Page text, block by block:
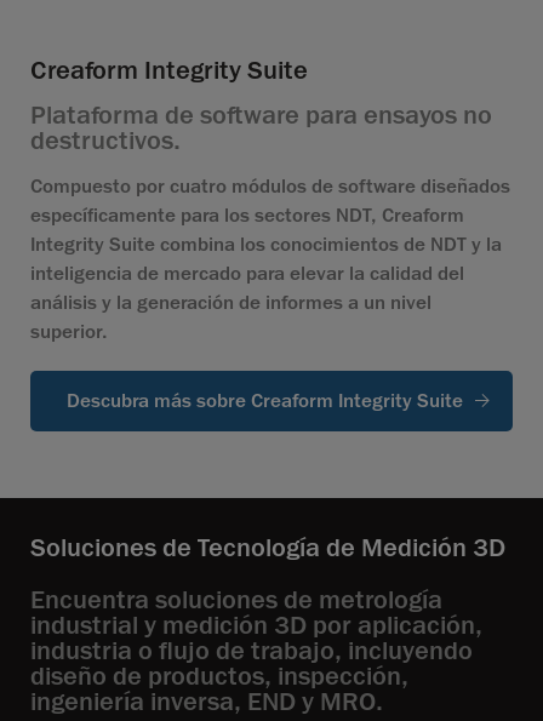
Creaform Integrity Suite
Plataforma de software para ensayos no
destructivos.
Compuesto por cuatro módulos de software diseñados
específicamente para los sectores NDT, Creaform
Integrity Suite combina los conocimientos de NDT y la
inteligencia de mercado para elevar la calidad del
análisis y la generación de informes a un nivel
superior.
Descubra más sobre Creaform Integrity Suite
Soluciones de Tecnología de Medición 3D
Encuentra soluciones de metrología
industrial y medición 3D por aplicación,
industria o flujo de trabajo, incluyendo
diseño de productos, inspección,
ingeniería inversa, END y MRO.